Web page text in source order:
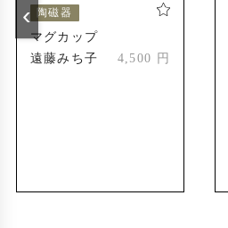
2010年
陶磁器
マグカップ
遠藤みち子
4,500 円
‹